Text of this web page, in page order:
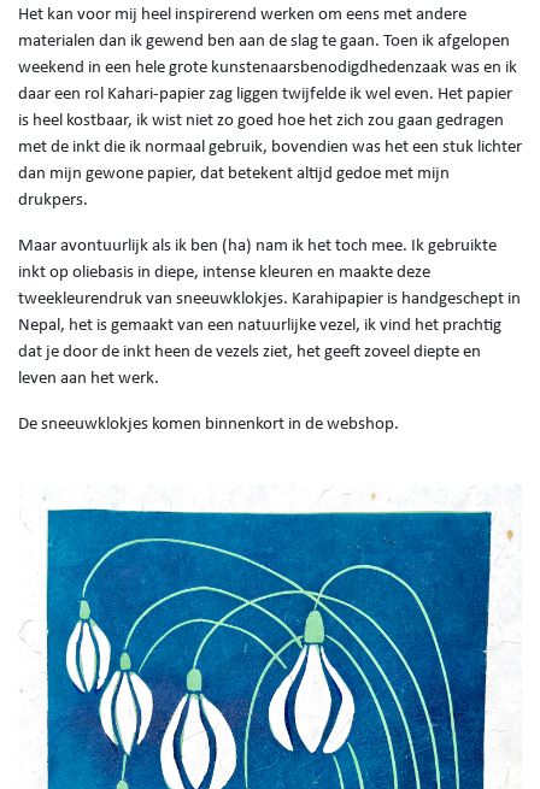
Het kan voor mij heel inspirerend werken om eens met andere
materialen dan ik gewend ben aan de slag te gaan. Toen ik afgelopen
weekend in een hele grote kunstenaarsbenodigdhedenzaak was en ik
daar een rol Kahari-papier zag liggen twijfelde ik wel even. Het papier
is heel kostbaar, ik wist niet zo goed hoe het zich zou gaan gedragen
met de inkt die ik normaal gebruik, bovendien was het een stuk lichter
dan mijn gewone papier, dat betekent altijd gedoe met mijn
drukpers.
Maar avontuurlijk als ik ben (ha) nam ik het toch mee. Ik gebruikte
inkt op oliebasis in diepe, intense kleuren en maakte deze
tweekleurendruk van sneeuwklokjes. Karahipapier is handgeschept in
Nepal, het is gemaakt van een natuurlijke vezel, ik vind het prachtig
dat je door de inkt heen de vezels ziet, het geeft zoveel diepte en
leven aan het werk.
De sneeuwklokjes komen binnenkort in de webshop.